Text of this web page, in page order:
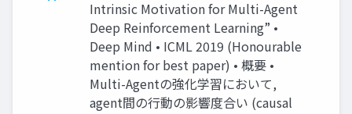
Intrinsic Motivation for Multi-Agent
Deep Reinforcement Learning” •
Deep Mind • ICML 2019 (Honourable
mention for best paper) • 概要 •
Multi-Agentの強化学習において,
agent間の行動の影響度合い (causal